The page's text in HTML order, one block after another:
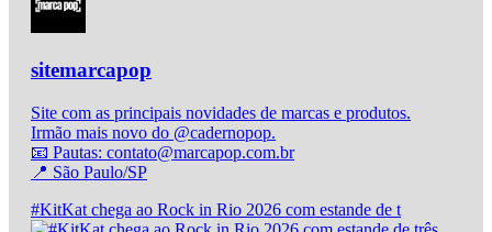
sitemarcapop
Site com as principais novidades de marcas e produtos.
Irmão mais novo do @cadernopop.
📧 Pautas: contato@marcapop.com.br
📍 São Paulo/SP
#KitKat chega ao Rock in Rio 2026 com estande de t